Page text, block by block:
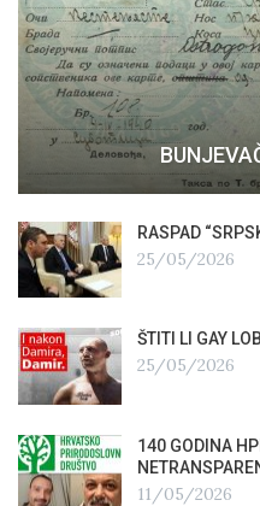
RASPAD
25/05/2026
ŠTITI LI GAY
25/05/2026
140 GODINA
11/05/2026